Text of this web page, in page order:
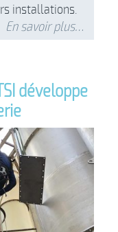
installations.
En savoir plus…
développe